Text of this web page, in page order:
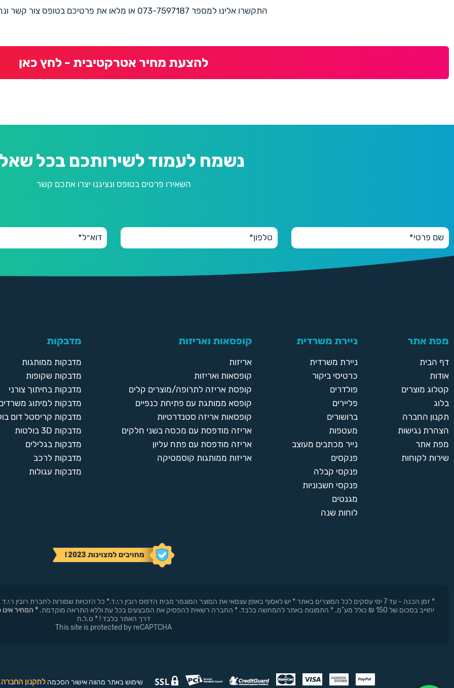
התקשרו אלינו למספר 073-7597187 או מלאו את פרטיכם בטופס צור קשר ונחזור בהקדם
להצעת מחיר אטרקטיבית - לחץ כאן
נשמח לעמוד לשירותכם בכל
השאירו פרטים בטופס ונציגנו יצרו אתכם קשר
מפת אתר
דף הבית
אודות
קטלוג מוצרים
בלוג
תקנון החברה
הצהרת נגישות
מפת אתר
שירות לקוחות
ניירת משרדית
ניירת משרדית
כרטיסי ביקור
פולדרים
פליירים
ברושורים
מעטפות
נייר מכתבים מעוצב
פנקסים
פנקסי קבלה
פנקסי חשבוניות
מגנטים
לוחות שנה
קופסאות ואריזות
אריזות
קופסאות ואריזות
קופסת אריזה לתרופה/מוצרים קלים
קופסא ממותגת עם פתיחת כנפיים
קופסאות אריזה סטנדרטיות
אריזה מודפסת עם מכסה בשני חלקים
אריזה מודפסת עם פתח עליון
אריזות ממותגות קוסמטיקה
מדבקות
מדבקות ממותגות
מדבקות שקופות
מדבקות בחיתוך צורני
מדבקות למיתוג
מדבקות קריסטל דום
מדבקות 3D בולטות
מדבקות בגלילים
מדבקות לרכב
מדבקות עגולות
* זמן הכנה - עד 7 ימי עסקים לכל המוצרים באתר * יש לאסוף באופן עצמאי את המוצר המוגמר מבית הדפוס רובין ר.י.ד.* כל הזכויות שמורות לחברת
יחוייב בסכום של 150 ₪ כולל מע"מ. * התמונות באתר להמחשה בלבד. * החברה רשאית להפסיק את המבצעים בכל עת וללא התראה מוקדמת.
* המחיר
דרך האתר בלבד ! * ט.ל.ח
This site is protected by reCAPTCHA
שימוש באתר מהווה אישור הסכמהלתקנון החברה